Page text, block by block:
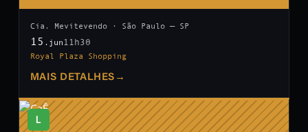
Cia. Mevitevendo · São Paulo — SP
15 .jun 11h30
Royal Plaza Shopping
MAIS DETALHES →
L